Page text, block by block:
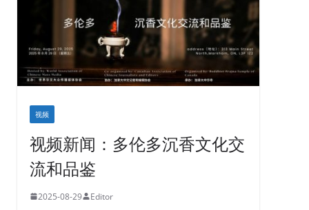
视频
视频新闻：多伦多沉香文化交
流和品鉴
2025-08-29 Editor